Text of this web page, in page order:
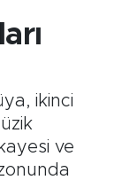
ikinci
ve